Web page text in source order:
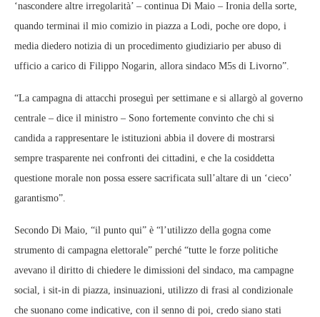
‘nascondere altre irregolarità’ – continua Di Maio – Ironia della sorte,
quando terminai il mio comizio in piazza a Lodi, poche ore dopo, i
media diedero notizia di un procedimento giudiziario per abuso di
ufficio a carico di Filippo Nogarin, allora sindaco M5s di Livorno”.
“La campagna di attacchi proseguì per settimane e si allargò al governo
centrale – dice il ministro – Sono fortemente convinto che chi si
candida a rappresentare le istituzioni abbia il dovere di mostrarsi
sempre trasparente nei confronti dei cittadini, e che la cosiddetta
questione morale non possa essere sacrificata sull’altare di un ‘cieco’
garantismo”.
Secondo Di Maio, “il punto qui” è “l’utilizzo della gogna come
strumento di campagna elettorale” perché “tutte le forze politiche
avevano il diritto di chiedere le dimissioni del sindaco, ma campagne
social, i sit-in di piazza, insinuazioni, utilizzo di frasi al condizionale
che suonano come indicative, con il senno di poi, credo siano stati